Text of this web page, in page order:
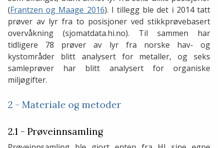
(Frantzen og Maage 2016). I tillegg ble det i 2014 tatt
prøver av lyr fra to posisjoner ved stikkprøvebasert
overvåkning (sjomatdata.hi.no). Til sammen har
tidligere 78 prøver av lyr fra norske hav- og
kystområder blitt analysert for metaller, og seks
samleprøver har blitt analysert for organiske
miljøgifter.
2 - Materiale og metoder
2.1 - Prøveinnsamling